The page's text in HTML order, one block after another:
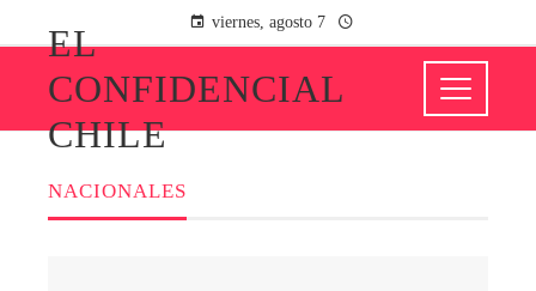
viernes, agosto 7
EL
CONFIDENCIAL
CHILE
NACIONALES